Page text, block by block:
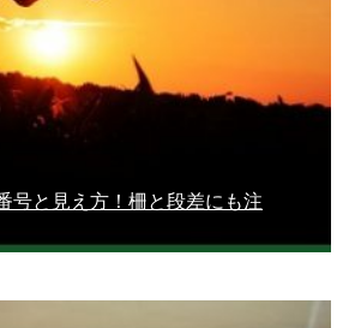
号と見え方！柵と段差にも注